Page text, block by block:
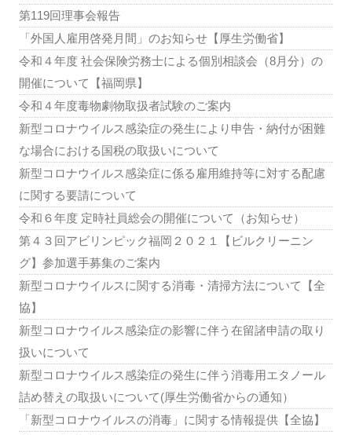
第119回理事会報告
「外国人雇用啓発月間」のお知らせ【厚生労働省】
令和４年度 社会保険労務士による個別相談会（8月分）の
開催について【福岡県】
令和４年度毒物劇物取扱者試験のご案内
新型コロナウイルス感染症の発生により申告・納付が困難
な場合における国税の取扱いについて
新型コロナウイルス感染症に係る雇用維持等に対する配慮
に関する要請について
令和６年度 定時社員総会の開催について（お知らせ）
第４３回アビリンピック福岡２０２１【ビルクリーニン
グ】参加選手募集のご案内
新型コロナウイルスに関する消毒・清掃方法について【全
協】
新型コロナウイルス感染症の影響に伴う在留諸申請の取り
扱いについて
新型コロナウイルス感染症の発生に伴う消毒用エタノール
詰め替えの取扱いについて(厚生労働省からの通知）
「新型コロナウイルスの消毒」に関する情報提供【全協】